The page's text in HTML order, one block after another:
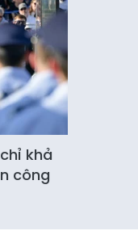
khả
công